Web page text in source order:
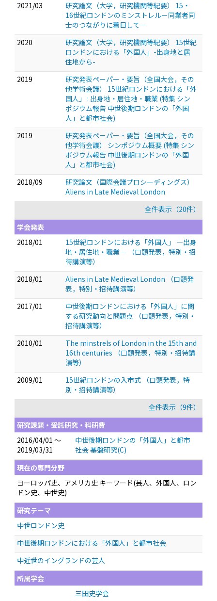
2021/03
研究論文（大学，研究機関等紀要） 15・
16世紀ロンドンのミンストレルー同業者同
士のつながりに着目して―
2020
研究論文（大学，研究機関等紀要） 15世紀
ロンドンにおける「外国人」-出身地と居
住地から-
2019
研究発表ペーパー・要旨（全国大会，その
他学術会議） 15世紀ロンドンにおける「外
国人」 : 出身地・居住地・職業 (特集 シン
ポジウム報告 中世後期ロンドンの「外国
人」と都市社会)
2019
研究発表ペーパー・要旨（全国大会，その
他学術会議） シンポジウム概要 (特集 シン
ポジウム報告 中世後期ロンドンの「外国
人」と都市社会)
2018/09
研究論文（国際会議プロシーディングス）
Aliens in Late Medieval London
全件表示（20件）
学会発表
2018/01
15世紀ロンドンにおける「外国人」 —出身
地・居住地・職業—
（口頭発表，特別・招
待講演等）
2018/01
Aliens in Late Medieval London
（口頭発
表，特別・招待講演等）
2017/01
中世後期ロンドンにおける「外国人」に関
する研究動向と問題点
（口頭発表，特別・
招待講演等）
2010/01
The minstrels of London in the 15th and
16th centuries
（口頭発表，特別・招待講
演等）
2009/01
15世紀ロンドンの入市式
（口頭発表，特
別・招待講演等）
全件表示（9件）
研究課題・受託研究・科研費
2016/04/01 ～
2019/03/31
中世後期ロンドンの「外国人」と都市
社会 基盤研究(C)
現在の専門分野
ヨーロッパ史、アメリカ史 キーワード(芸人、外国人、ロン
ドン史、中世史)
研究テーマ
中世ロンドン史
中世後期ロンドンにおける「外国人」と都市社会
中近世のイングランドの芸人
所属学会
三田史学会